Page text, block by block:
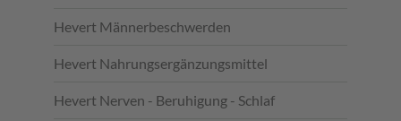
Hevert Männerbeschwerden
Hevert Nahrungsergänzungsmittel
Hevert Nerven - Beruhigung - Schlaf